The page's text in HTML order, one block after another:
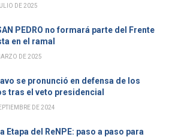
DE 2025
PEDRO no formará parte del Frente
en el ramal
DE 2025
se pronunció en defensa de los
tras el veto presidencial
DE 2024
Etapa del ReNPE: paso a paso para